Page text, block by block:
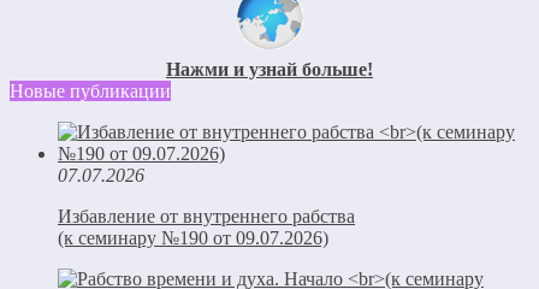
Нажми и узнай больше!
Новые публикации
07.07.2026
Избавление от внутреннего рабства
(к семинару №190 от 09.07.2026)